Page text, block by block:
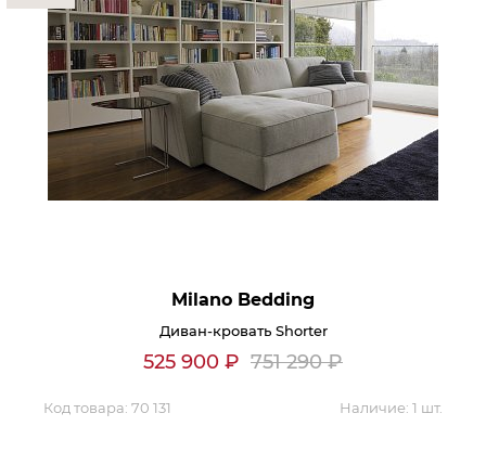
Milano Bedding
Диван-кровать Shorter
525 900 ₽ 751 290₽
Код товара: 70 131 Наличие: 1 шт.